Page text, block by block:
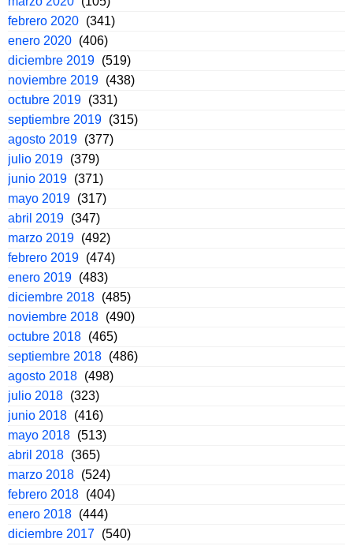
febrero 2020 (341)
enero 2020 (406)
diciembre 2019 (519)
noviembre 2019 (438)
octubre 2019 (331)
septiembre 2019 (315)
agosto 2019 (377)
julio 2019 (379)
junio 2019 (371)
mayo 2019 (317)
abril 2019 (347)
marzo 2019 (492)
febrero 2019 (474)
enero 2019 (483)
diciembre 2018 (485)
noviembre 2018 (490)
octubre 2018 (465)
septiembre 2018 (486)
agosto 2018 (498)
julio 2018 (323)
junio 2018 (416)
mayo 2018 (513)
abril 2018 (365)
marzo 2018 (524)
febrero 2018 (404)
enero 2018 (444)
diciembre 2017 (540)